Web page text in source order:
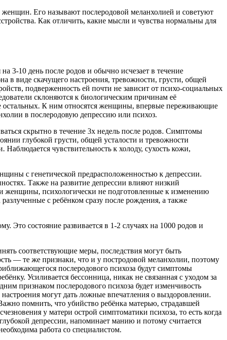
Его называют послеродовой меланхолией и советуют
Как отличить, какие мысли и чувства нормальны для
3-10 день после родов и обычно исчезает в течение
виде скачущего настроения, тревожности, грусти, общей
подверженность ей почти не зависит от психо-социальных
склоняются к биологическим причинам её
остальных. К ним относятся женщины, впервые переживающие
в послеродовую депрессию или психоз.
скрытно в течение 3х недель после родов. Симптомы
глубокой грусти, общей усталости и тревожности
чувствительность к холоду, сухость кожи,
с генетической предрасположенностью к депрессии.
Также на развитие депрессии влияют низкий
и женщины, психологически не подготовленные к изменению
с ребёнком сразу после рождения, а также
Это состояние развивается в 1-2 случаях на 1000 родов и
соответствующие меры, последствия могут быть
— те же признаки, что и у постродовой меланхолии, поэтому
послеродового психоза будут симптомы
Усиливается бессонница, никак не связанная с уходом за
признаком послеродового психоза будет изменчивость
могут дать ложные впечатления о выздоровлении.
помнить, что убийство ребёнка матерью, страдавшей
у матери острой симптоматики психоза, то есть когда
депрессии, напоминает манию и потому считается
работа со специалистом.